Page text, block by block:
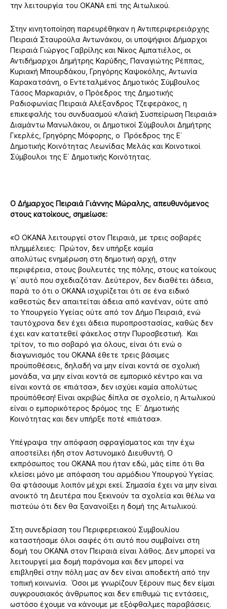
την λειτουργία του ΟΚΑΝΑ επί της Αιτωλικού.
Στην κινητοποίηση παρευρέθηκαν η Αντιπεριφερειάρχης
Πειραιά Σταυρούλα Αντωνάκου, οι υποψήφιοι Δήμαρχοι
Πειραιά Γιώργος Γαβρίλης και Νίκος Αμπατιέλος, οι
Αντιδήμαρχοι Δημήτρης Καρύδης, Παναγιώτης Ρέππας,
Κυριακή Μπουρδάκου, Γρηγόρης Καψοκόλης, Αντωνία
Καρακατσάνη, ο Εντεταλμένος Δημοτικός Σύμβουλος
Τάσος Μαρκαριάν, ο Πρόεδρος της Δημοτικής
Ραδιοφωνίας Πειραιά Αλέξανδρος Τζεφεράκος, η
επικεφαλής του συνδυασμού «Λαϊκή Συσπείρωση Πειραιά»
Διαμάντω Μανωλάκου, οι Δημοτικοί Σύμβουλοι Δημήτρης
Γκερλές, Γρηγόρης Μόφορης, ο Πρόεδρος της Ε΄
Δημοτικής Κοινότητας Λεωνίδας Μελάς και Κοινοτικοί
Σύμβουλοι της Ε΄ Δημοτικής Κοινότητας.
Ο Δήμαρχος Πειραιά Γιάννης Μώραλης, απευθυνόμενος
στους κατοίκους, σημείωσε:
«Ο ΟΚΑΝΑ λειτουργεί στον Πειραιά, με τρεις σοβαρές
πλημμέλειες: Πρώτον, δεν υπήρξε καμία
απολύτως ενημέρωση στη δημοτική αρχή, στην
περιφέρεια, στους βουλευτές της πόλης, στους κατοίκους
γι΄ αυτό που σχεδιαζόταν. Δεύτερον, δεν διαθέτει άδεια,
παρά το ότι ο ΟΚΑΝΑ ισχυρίζεται ότι σε ένα ειδικό
καθεστώς δεν απαιτείται άδεια από κανέναν, ούτε από
το Υπουργείο Υγείας ούτε από τον Δήμο Πειραιά, ενώ
ταυτόχρονα δεν έχει άδεια πυροπροστασίας, καθώς δεν
έχει καν κατατεθεί φάκελος στην Πυροσβεστική. Και
τρίτον, το πιο σοβαρό για όλους, είναι ότι ενώ ο
διαγωνισμός του ΟΚΑΝΑ έθετε τρεις βάσιμες
προϋποθέσεις, δηλαδή να μην είναι κοντά σε σχολική
μονάδα, να μην είναι κοντά σε εμπορικό κέντρο και να
είναι κοντά σε «πιάτσα», δεν ισχύει καμία απολύτως
προϋπόθεση! Είναι ακριβώς δίπλα σε σχολείο, η Αιτωλικού
είναι ο εμπορικότερος δρόμος της Ε΄ Δημοτικής
Κοινότητας και δεν υπήρξε ποτέ «πιάτσα».
Υπέγραψα την απόφαση σφραγίσματος και την έχω
αποστείλει ήδη στον Αστυνομικό Διευθυντή. Ο
εκπρόσωπος του ΟΚΑΝΑ που ήταν εδώ, μάς είπε ότι θα
κλείσει μόνο με απόφαση του αρμόδιου Υπουργού Υγείας.
Θα φτάσουμε λοιπόν μέχρι εκεί. Σημασία έχει να μην είναι
ανοικτό τη Δευτέρα που ξεκινούν τα σχολεία και θέλω να
πιστεύω ότι δεν θα ξανανοίξει η δομή της Αιτωλικού.
Στη συνεδρίαση του Περιφερειακού Συμβουλίου
καταστήσαμε όλοι σαφές ότι αυτό που συμβαίνει στη
δομή του ΟΚΑΝΑ στον Πειραιά είναι λάθος. Δεν μπορεί να
λειτουργεί μια δομή παράνομα και δεν μπορεί να
επιβληθεί στην πόλη μας αν δεν είναι αποδεκτή από την
τοπική κοινωνία. Όσοι με γνωρίζουν ξέρουν πως δεν είμαι
συγκρουσιακός άνθρωπος και δεν επιθυμώ τις εντάσεις,
ωστόσο έχουμε να κάνουμε με εξόφθαλμες παραβάσεις.